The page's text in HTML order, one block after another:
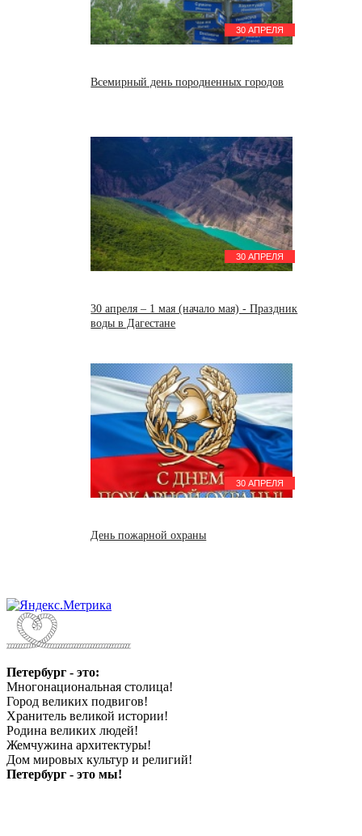
30 АПРЕЛЯ
Всемирный день породненных городов
30 АПРЕЛЯ
30 апреля – 1 мая (начало мая) - Праздник
воды в Дагестане
30 АПРЕЛЯ
День пожарной охраны
Петербург - это:
Многонациональная столица!
Город великих подвигов!
Хранитель великой истории!
Родина великих людей!
Жемчужина архитектуры!
Дом мировых культур и религий!
Петербург - это мы!